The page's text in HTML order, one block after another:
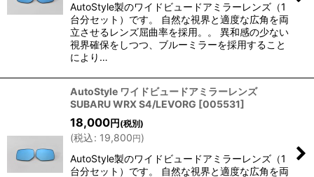
AutoStyle製のワイドビュードアミラーレンズ（1
台分セット）です。 自然な視界と適度な広角を両
立させるレンズ屈曲率を採用。。 異和感の少ない
視界確保をしつつ、ブルーミラーを採用すること
により…
AutoStyle ワイドビュードアミラーレンズ
SUBARU WRX S4/LEVORG [005531]
18,000円 (税別)
(税込: 19,800円)
AutoStyle製のワイドビュードアミラーレンズ（1
台分セット）です。 自然な視界と適度な広角を両